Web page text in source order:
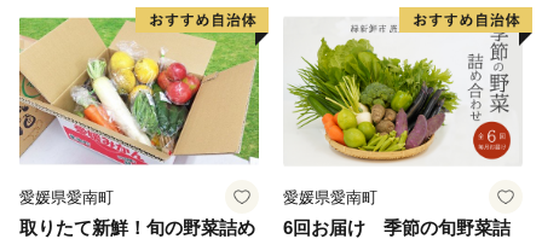
芋 ほしいも スイートポテト
いも天 サイズミックス 甘い
ねっとり 生芋 新芋 あんのう
いも 甘藷 べにはるか スイー
ツ 国産 糖度 産地直送 農家直
送 数量限定 21000円 愛媛 愛
南 ミッチーのおみかん畑
愛媛県愛南町
取りたて新鮮！旬の野菜詰め
愛媛県愛南町
6回お届け 季節の旬野菜詰